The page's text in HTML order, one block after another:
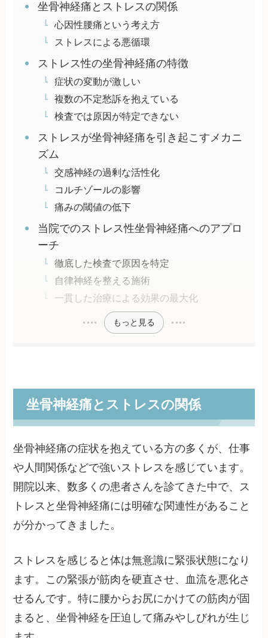
坐骨神経痛とストレスの関係
心因性腰痛という考え方
ストレスによる悪循環
ストレス性の坐骨神経痛の特徴
症状の変動が激しい
複数の不定愁訴を抱えている
検査では原因が特定できない
ストレスが坐骨神経痛を引き起こすメカニ
ズム
交感神経の過剰な活性化
コルチゾールの影響
痛みの閾値の低下
当院でのストレス性坐骨神経痛へのアプロ
ーチ
徹底した検査で原因を特定
自律神経を整える施術
一貫した治療による効果の最大化
もっと見る
坐骨神経痛とストレスの関係
坐骨神経痛の症状を抱えている方の多くが、仕事
や人間関係などで強いストレスを感じています。
開院以来、数多くの患者さんを診てきた中で、ス
トレスと坐骨神経痛には明確な関連性があること
が分かってきました。
ストレスを感じると体は無意識に緊張状態になり
ます。この緊張が筋肉を硬直させ、血流を悪化さ
せるんです。特に腰からお尻にかけての筋肉が固
まると、坐骨神経を圧迫して痛みやしびれが生じ